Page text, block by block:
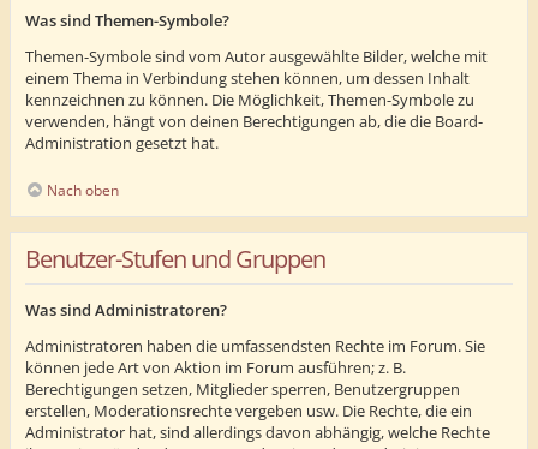
Was sind Themen-Symbole?
Themen-Symbole sind vom Autor ausgewählte Bilder, welche mit
einem Thema in Verbindung stehen können, um dessen Inhalt
kennzeichnen zu können. Die Möglichkeit, Themen-Symbole zu
verwenden, hängt von deinen Berechtigungen ab, die die Board-
Administration gesetzt hat.
Nach oben
Benutzer-Stufen und Gruppen
Was sind Administratoren?
Administratoren haben die umfassendsten Rechte im Forum. Sie
können jede Art von Aktion im Forum ausführen; z. B.
Berechtigungen setzen, Mitglieder sperren, Benutzergruppen
erstellen, Moderationsrechte vergeben usw. Die Rechte, die ein
Administrator hat, sind allerdings davon abhängig, welche Rechte